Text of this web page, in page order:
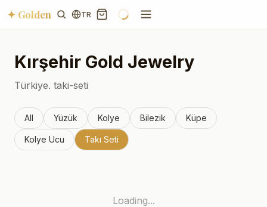
✦ Golden TR
Kırşehir Gold Jewelry
Türkiye. taki-seti
All Yüzük Kolye Bilezik Küpe
Kolye Ucu Takı Seti
Loading...